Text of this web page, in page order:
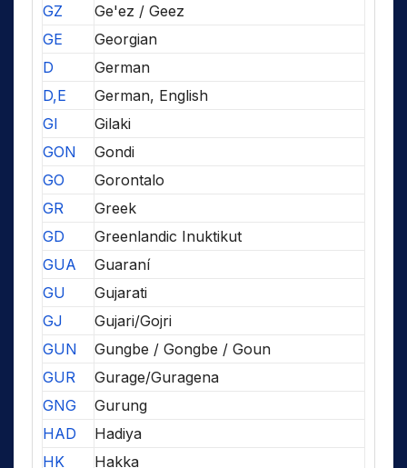
GZ
Ge'ez / Geez
GE
Georgian
D
German
D,E
German, English
GI
Gilaki
GON
Gondi
GO
Gorontalo
GR
Greek
GD
Greenlandic Inuktikut
GUA
Guaraní
GU
Gujarati
GJ
Gujari/Gojri
GUN
Gungbe / Gongbe / Goun
GUR
Gurage/Guragena
GNG
Gurung
HAD
Hadiya
HK
Hakka